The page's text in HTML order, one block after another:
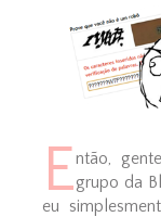
Então,
grupo da
eu